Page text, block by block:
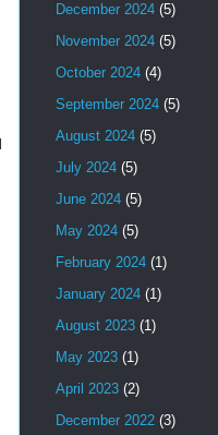
December 2024 (5)
November 2024 (5)
October 2024 (4)
September 2024 (5)
August 2024 (5)
July 2024 (5)
June 2024 (5)
May 2024 (5)
February 2024 (1)
January 2024 (1)
August 2023 (1)
May 2023 (1)
April 2023 (2)
December 2022 (3)